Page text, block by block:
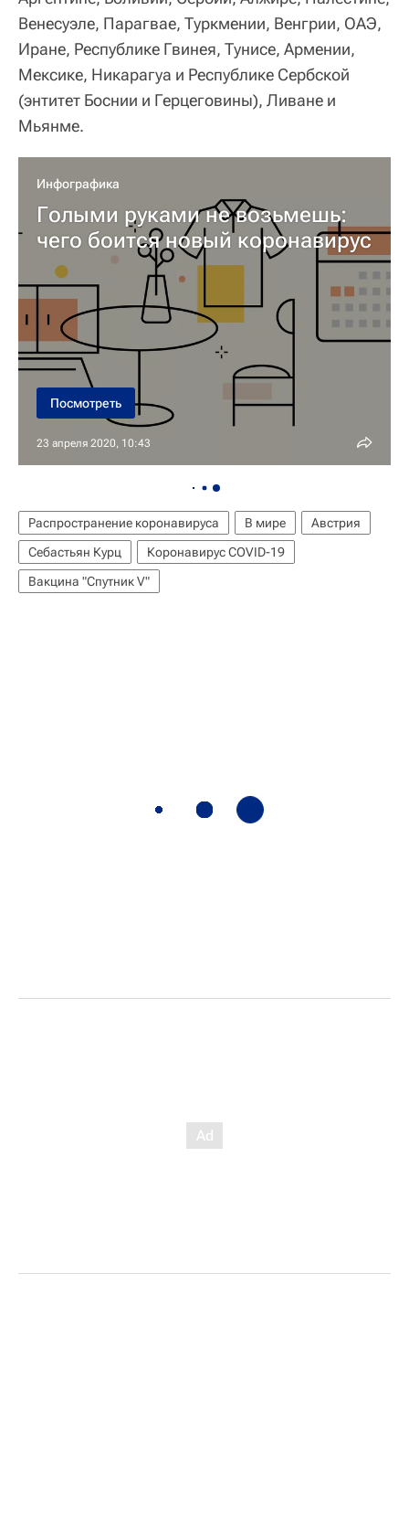
Венесуэле, Парагвае, Туркмении, Венгрии, ОАЭ,
Иране, Республике Гвинея, Тунисе, Армении,
Мексике, Никарагуа и Республике Сербской
(энтитет Боснии и Герцеговины), Ливане и
Мьянме.
23 апреля 2020, 10:43
Инфографика
Голыми руками не возьмешь:
чего боится новый коронавирус
Посмотреть
Распространение коронавируса В мире
Австрия
Себастьян Курц
Коронавирус COVID-19
Вакцина "Спутник V"